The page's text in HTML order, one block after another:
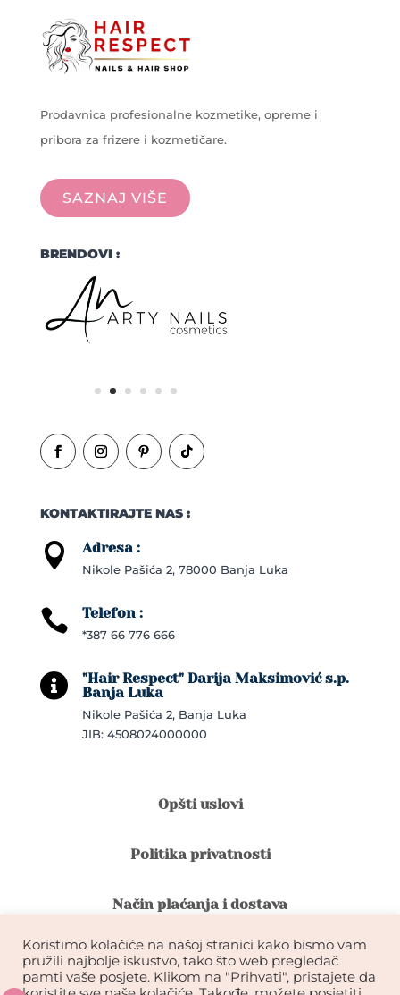
Prodavnica profesionalne kozmetike, opreme i
pribora za frizere i kozmetičare.
SAZNAJ VIŠE
BRENDOVI :
KONTAKTIRAJTE NAS :
 Adresa :
Nikole Pašića 2, 78000 Banja Luka
 Telefon :
*387 66 776 666

"Hair Respect" Darija Maksimović s.p.
Banja Luka
Nikole Pašića 2, Banja Luka
JIB: 4508024000000
Opšti uslovi
Politika privatnosti
Način plaćanja i dostava
Reklamacije i povrat robe
Koristimo kolačiće na našoj stranici kako bismo vam
pružili najbolje iskustvo, tako što web pregledač
pamti vaše posjete. Klikom na "Prihvati", pristajete da